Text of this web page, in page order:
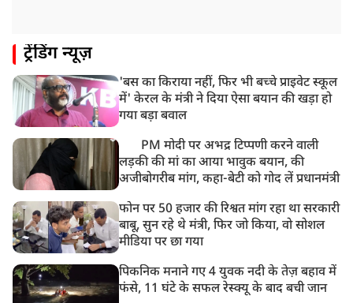
ट्रेंडिंग न्यूज़
'बस का किराया नहीं, फिर भी बच्चे प्राइवेट स्कूल
में' केरल के मंत्री ने दिया ऐसा बयान की खड़ा हो
गया बड़ा बवाल
PM मोदी पर अभद्र टिप्पणी करने वाली
लड़की की मां का आया भावुक बयान, की
अजीबोगरीब मांग, कहा-बेटी को गोद लें प्रधानमंत्री
फोन पर 50 हजार की रिश्वत मांग रहा था सरकारी
बाबू, सुन रहे थे मंत्री, फिर जो किया, वो सोशल
मीडिया पर छा गया
पिकनिक मनाने गए 4 युवक नदी के तेज़ बहाव में
फंसे, 11 घंटे के सफल रेस्क्यू के बाद बची जान